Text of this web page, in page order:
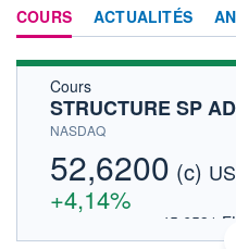
COURS ACTUALITÉS
Cours
STRUCTURE SP
NASDAQ
52,6200 (c)
+4,14%
45,6531
INDICE DE RÉFÉRENCE